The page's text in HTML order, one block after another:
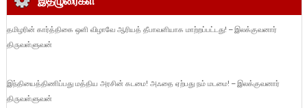
தமிழரின் கார்த்திகை ஒளி விழாவே ஆரியத் தீபாவளியாக மாற்றப்பட்டது! – இலக்குவனார்
திருவள்ளுவன்
இந்தியைத்திணிப்பது மத்திய அரசின் கடமை! அஃதை ஏற்பது நம் மடமை! – இலக்குவனார்
திருவள்ளுவன்